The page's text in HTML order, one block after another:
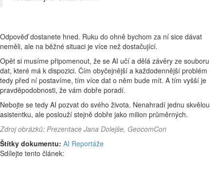
Odpověď dostanete hned. Ruku do ohně bychom za ní sice dávat
neměli, ale na běžné situaci je více než dostačující.
Opět si musíme připomenout, že se AI učí a dělá závěry ze souboru
dat, které má k dispozici. Čím obyčejnější a každodennější problém
tedy před ní postavíme, tím více dat o něm bude mít. A tím vyšší je
pravděpodobnosti, že vám dobře poradí.
Nebojte se tedy AI pozvat do svého života. Nenahradí jednu skvělou
asistentku, ale poslouží stejně dobře jako milion průměrných.
Zdroj obrázků: Prezentace Jana Dolejše, GeocomCon
Štítky dokumentu: AI Reportáže
Sdílejte tento článek: